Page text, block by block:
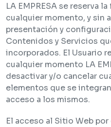
LA EMPRESA se reserva
cualquier momento, y sin
presentación y
Contenidos y Servicios
incorporados. El Usuario
cualquier momento LA
desactivar y/o cancelar
elementos que se
acceso a los mismos.
El acceso al Sitio Web